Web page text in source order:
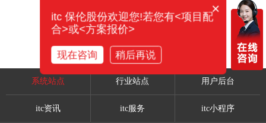
系统站点 行业站点 用户后台
itc资讯 itc服务 itc小程序
×
itc 保伦股份欢迎您!若您有<项目配
合>或<方案报价>
现在咨询 稍后再说